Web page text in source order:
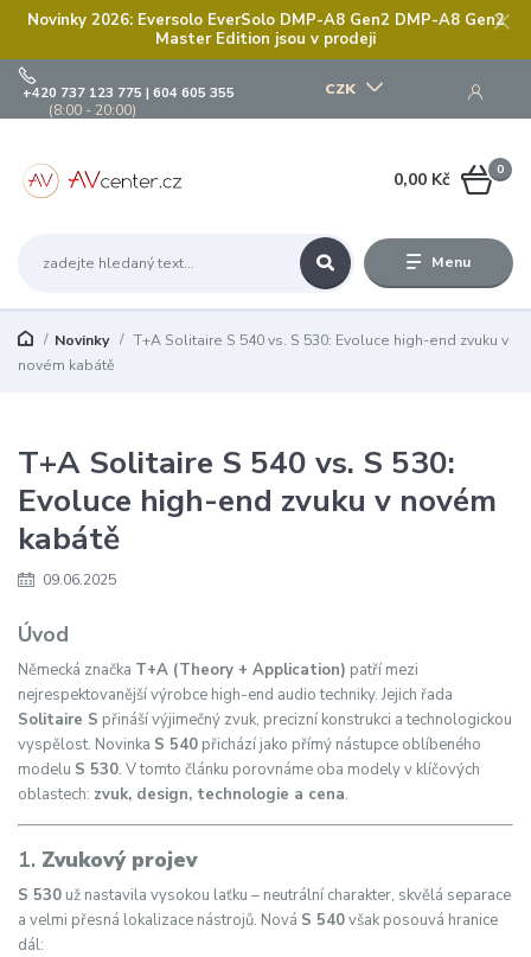
Novinky 2026: Eversolo EverSolo DMP-A8 Gen2 DMP-A8 Gen2
Master Edition jsou v prodeji
Menu
CZK
+420 737 123 775 | 604 605 355
(8:00 - 20:00)
0
0,00 Kč
Novinky
T+A Solitaire S 540 vs. S 530: Evoluce high-end zvuku v
novém kabátě
T+A Solitaire S 540 vs. S 530:
Evoluce high-end zvuku v novém
kabátě
09.06.2025
Úvod
Německá značka T+A (Theory + Application) patří mezi
nejrespektovanější výrobce high-end audio techniky. Jejich řada
Solitaire S přináší výjimečný zvuk, precizní konstrukci a technologickou
vyspělost. Novinka S 540 přichází jako přímý nástupce oblíbeného
modelu S 530. V tomto článku porovnáme oba modely v klíčových
oblastech: zvuk, design, technologie a cena.
1. Zvukový projev
S 530 už nastavila vysokou laťku – neutrální charakter, skvělá separace
a velmi přesná lokalizace nástrojů. Nová S 540však posouvá hranice
dál: